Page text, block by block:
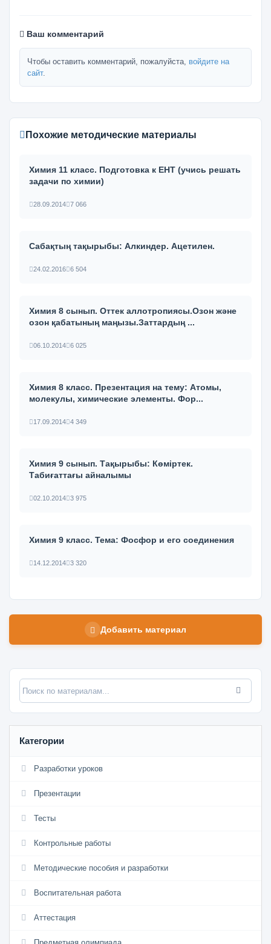
Ваш комментарий
Чтобы оставить комментарий, пожалуйста, войдите на
сайт.
Похожие методические материалы
Химия 11 класс. Подготовка к ЕНТ (учись решать
задачи по химии)
28.09.2014 7 066
Сабақтың тақырыбы: Алкиндер. Ацетилен.
24.02.2016 6 504
Химия 8 сынып. Оттек аллотропиясы.Озон және
озон қабатының маңызы.Заттардың ...
06.10.2014 6 025
Химия 8 класс. Презентация на тему: Атомы,
молекулы, химические элементы. Фор...
17.09.2014 4 349
Химия 9 сынып. Тақырыбы: Көміртек.
Табиғаттағы айналымы
02.10.2014 3 975
Химия 9 класс. Тема: Фосфор и его соединения
14.12.2014 3 320
Добавить материал
Категории
Разработки уроков
Презентации
Тесты
Контрольные работы
Методические пособия и разработки
Воспитательная работа
Аттестация